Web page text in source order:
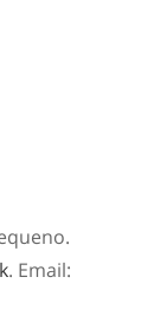
. Email: